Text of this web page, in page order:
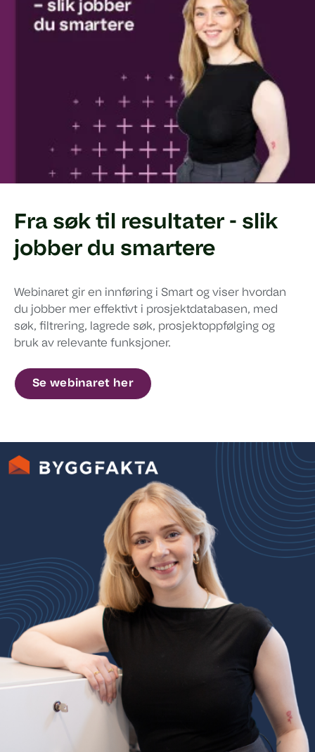
Fra søk til resultater - slik
jobber du smartere
Webinaret gir en innføring i Smart og viser hvordan
du jobber mer effektivt i prosjektdatabasen, med
søk, filtrering, lagrede søk, prosjektoppfølging og
bruk av relevante funksjoner.
Se webinaret her